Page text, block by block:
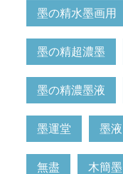
墨の精水墨画用
墨の精超濃墨
墨の精濃墨液
墨運堂 墨液
無盡 木簡墨